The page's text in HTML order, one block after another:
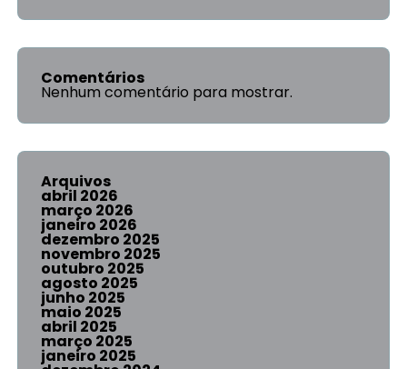
Comentários
Nenhum comentário para mostrar.
Arquivos
abril 2026
março 2026
janeiro 2026
dezembro 2025
novembro 2025
outubro 2025
agosto 2025
junho 2025
maio 2025
abril 2025
março 2025
janeiro 2025